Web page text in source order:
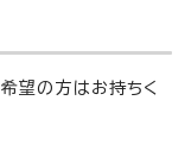
望の方はお持ちく